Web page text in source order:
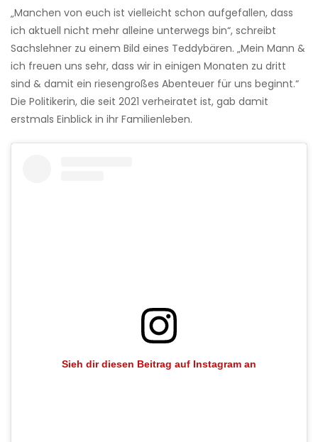
„Manchen von euch ist vielleicht schon aufgefallen, dass
ich aktuell nicht mehr alleine unterwegs bin“, schreibt
Sachslehner zu einem Bild eines Teddybären. „Mein Mann &
ich freuen uns sehr, dass wir in einigen Monaten zu dritt
sind & damit ein riesengroßes Abenteuer für uns beginnt.“
Die Politikerin, die seit 2021 verheiratet ist, gab damit
erstmals Einblick in ihr Familienleben.
Sieh dir diesen Beitrag auf Instagram an